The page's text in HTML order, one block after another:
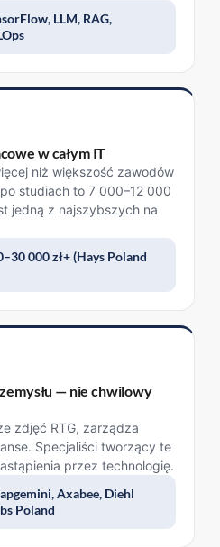
LLM, RAG,
w całym IT
niż większość zawodów
studiach to 7 000–12 000
jedną z najszybszych na
000 zł+ (Hays Poland
— nie chwilowy
zdjęć RTG, zarządza
Specjaliści tworzący te
przez technologię.
Axabee, Diehl
Poland